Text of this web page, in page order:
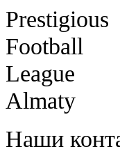
Prestigious
Football
League
Almaty
Наши